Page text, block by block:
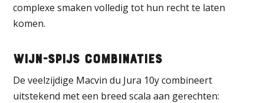
complexe smaken volledig tot hun recht te laten
komen.
Wijn-Spijs Combinaties
De veelzijdige Macvin du Jura 10y combineert
uitstekend met een breed scala aan gerechten: